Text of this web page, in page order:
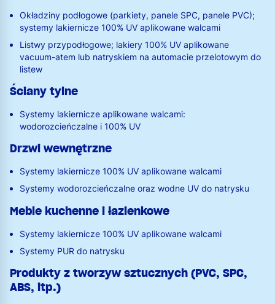
Okładziny podłogowe (parkiety, panele SPC, panele PVC);
systemy lakiernicze 100% UV aplikowane walcami
Listwy przypodłogowe; lakiery 100% UV aplikowane
vacuum-atem lub natryskiem na automacie przelotowym do
listew
Ściany tylne
Systemy lakiernicze aplikowane walcami:
wodorozcieńczalne i 100% UV
Drzwi wewnętrzne
Systemy lakiernicze 100% UV aplikowane walcami
Systemy wodorozcieńczalne oraz wodne UV do natrysku
Meble kuchenne i łazienkowe
Systemy lakiernicze 100% UV aplikowane walcami
Systemy PUR do natrysku
Produkty z tworzyw sztucznych (PVC, SPC,
ABS, itp.)